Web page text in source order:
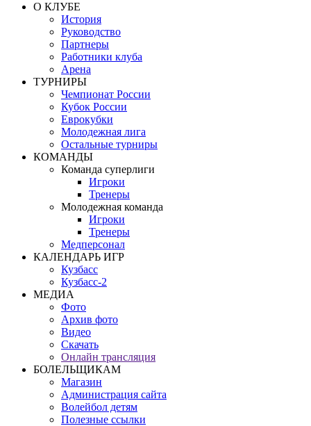
О КЛУБЕ
История
Руководство
Партнеры
Работники клуба
Арена
ТУРНИРЫ
Чемпионат России
Кубок России
Еврокубки
Молодежная лига
Остальные турниры
КОМАНДЫ
Команда суперлиги
Игроки
Тренеры
Молодежная команда
Игроки
Тренеры
Медперсонал
КАЛЕНДАРЬ ИГР
Кузбасс
Кузбасс-2
МЕДИА
Фото
Архив фото
Видео
Скачать
Онлайн трансляция
БОЛЕЛЬЩИКАМ
Магазин
Администрация сайта
Волейбол детям
Полезные ссылки